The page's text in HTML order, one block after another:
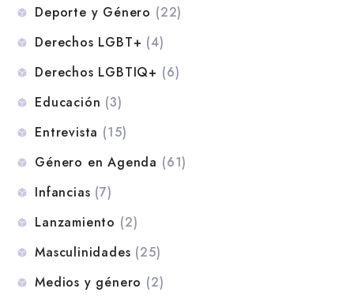
Deporte y Género (22)
Derechos LGBT+ (4)
Derechos LGBTIQ+ (6)
Educación (3)
Entrevista (15)
Género en Agenda (61)
Infancias (7)
Lanzamiento (2)
Masculinidades (25)
Medios y género (2)